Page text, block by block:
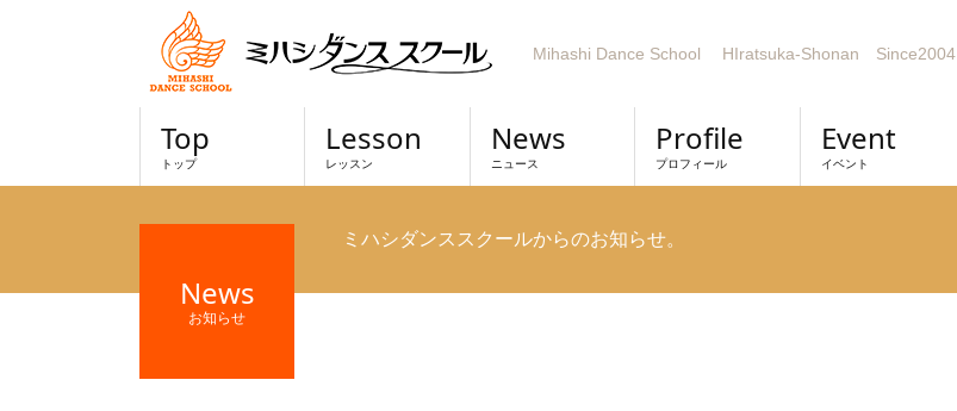
Mihashi Dance School HIratsuka-Shonan Since2004
Top
トップ
Lesson
レッスン
News
ニュース
Profile
プロフィール
Event
イベント
News
お知らせ
ミハシダンススクールからのお知らせ。